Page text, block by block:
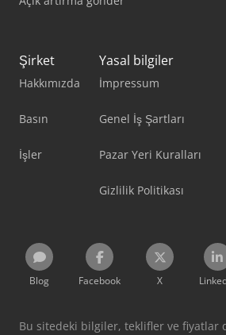
Şirket
Hakkımızda
Basın
İşler
Yasal bilgiler
İmpressum
Genel İş Şartları
Pazar Yeri Kuralları
Gizlilik Politikası
Blog Facebook X
Bu sitedeki bilgiler, teklifler ve